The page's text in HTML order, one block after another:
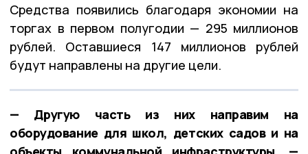
Средства появились благодаря экономии на
торгах в первом полугодии — 295 миллионов
рублей. Оставшиеся 147 миллионов рублей
будут направлены на другие цели.
— Другую часть из них направим на
оборудование для школ, детских садов и на